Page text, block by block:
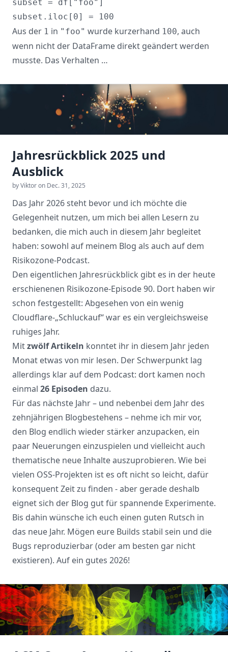
subset = df["foo"]
Aus der 1 in "foo" wurde kurzerhand 100, auch
wenn nicht der DataFrame direkt geändert werden
musste. Das Verhalten …
Jahresrückblick 2025 und
Ausblick
by Viktor on Dec. 31, 2025
Das Jahr 2026 steht bevor und ich möchte die
Gelegenheit nutzen, um mich bei allen Lesern zu
bedanken, die mich auch in diesem Jahr begleitet
haben: sowohl auf meinem Blog als auch auf dem
Risikozone-Podcast.
Den eigentlichen Jahresrückblick gibt es in der heute
erschienenen Risikozone-Episode 90. Dort haben wir
schon festgestellt: Abgesehen von ein wenig
Cloudflare-„Schluckauf“ war es ein vergleichsweise
ruhiges Jahr.
Mitzwölf Artikeln konntet ihr in diesem Jahr jeden
Monat etwas von mir lesen. Der Schwerpunkt lag
allerdings klar auf dem Podcast: dort kamen noch
einmal 26 Episoden dazu.
Für das nächste Jahr – und nebenbei dem Jahr des
zehnjährigen Blogbestehens – nehme ich mir vor,
den Blog endlich wieder stärker anzupacken, ein
paar Neuerungen einzuspielen und vielleicht auch
thematische neue Inhalte auszuprobieren. Wie bei
vielen OSS-Projekten ist es oft nicht so leicht, dafür
konsequent Zeit zu finden - aber gerade deshalb
eignet sich der Blog gut für spannende Experimente.
Bis dahin wünsche ich euch einen guten Rutsch in
das neue Jahr. Mögen eure Builds stabil sein und die
Bugs reproduzierbar (oder am besten gar nicht
existieren). Auf ein gutes 2026!